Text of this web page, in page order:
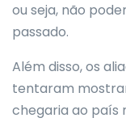
ou seja, não
passado.
Além disso, os
tentaram
chegaria ao país